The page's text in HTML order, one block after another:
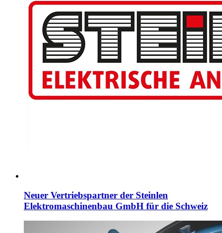
Neuer Vertriebspartner der Steinlen
Elektromaschinenbau GmbH für die Schweiz